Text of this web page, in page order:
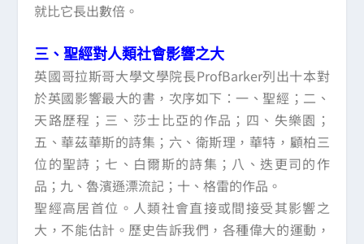
就比它長出數倍。
三、聖經對人類社會影響之大
英國哥拉斯哥大學文學院長ProfBarker列出十本對
於英國影響最大的書，次序如下：一、聖經；二、
天路歷程；三、莎士比亞的作品；四、失樂園；
五、華茲華斯的詩集；六、衛斯理，華特，顧柏三
位的聖詩；七、白爾斯的詩集；八、迭更司的作
品；九、魯濱遜漂流記；十、格雷的作品。
聖經高居首位。人類社會直接或間接受其影響之
大，不能估計。歷史告訴我們，各種偉大的運動，